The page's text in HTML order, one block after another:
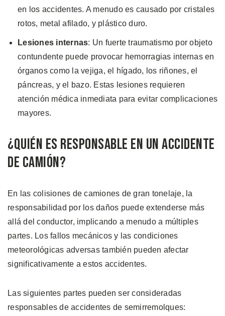
en los accidentes. A menudo es causado por cristales
rotos, metal afilado, y plástico duro.
Lesiones internas: Un fuerte traumatismo por objeto
contundente puede provocar hemorragias internas en
órganos como la vejiga, el hígado, los riñones, el
páncreas, y el bazo. Estas lesiones requieren
atención médica inmediata para evitar complicaciones
mayores.
¿Quién es Responsable en un Accidente
de Camión?
En las colisiones de camiones de gran tonelaje, la
responsabilidad por los daños puede extenderse más
allá del conductor, implicando a menudo a múltiples
partes. Los fallos mecánicos y las condiciones
meteorológicas adversas también pueden afectar
significativamente a estos accidentes.
Las siguientes partes pueden ser consideradas
responsables de accidentes de semirremolques: